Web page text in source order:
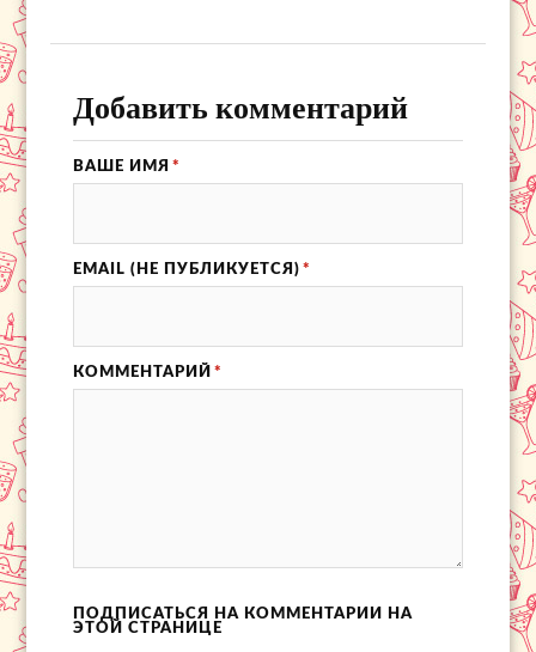
Добавить комментарий
ВАШЕ ИМЯ *
EMAIL (НЕ ПУБЛИКУЕТСЯ) *
КОММЕНТАРИЙ *
ПОДПИСАТЬСЯ НА КОММЕНТАРИИ НА
ЭТОЙ СТРАНИЦЕ